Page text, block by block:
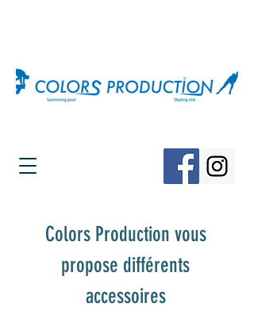
Colors Production vous
propose différents
accessoires